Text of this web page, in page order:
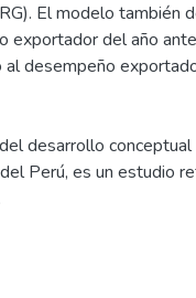
El modelo también
exportador del año
desempeño
desarrollo
Perú, es un estudio